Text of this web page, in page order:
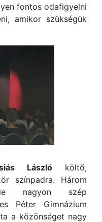
fontos odafigyelni
amikor szükségük
László költő,
színpadra. Három
nagyon szép
Péter Gimnázium
a közönséget nagy